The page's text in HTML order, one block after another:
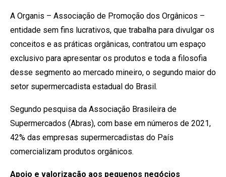
A Organis – Associação de Promoção dos Orgânicos –
entidade sem fins lucrativos, que trabalha para divulgar os
conceitos e as práticas orgânicas, contratou um espaço
exclusivo para apresentar os produtos e toda a filosofia
desse segmento ao mercado mineiro, o segundo maior do
setor supermercadista estadual do Brasil.
Segundo pesquisa da Associação Brasileira de
Supermercados (Abras), com base em números de 2021,
42% das empresas supermercadistas do País
comercializam produtos orgânicos.
Apoio e valorização aos pequenos negócios